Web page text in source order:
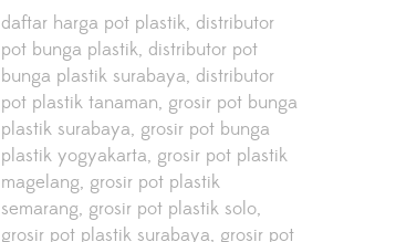
daftar harga pot plastik distributor
pot bunga plastik distributor pot
bunga plastik surabaya distributor
pot plastik tanaman grosir pot bunga
plastik surabaya grosir pot bunga
plastik yogyakarta grosir pot plastik
magelang grosir pot plastik
semarang grosir pot plastik solo
grosir pot plastik surabaya grosir pot